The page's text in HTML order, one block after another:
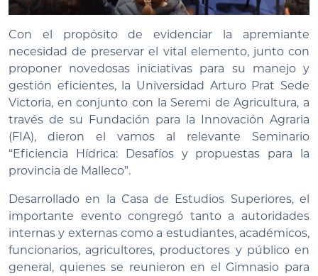
Con el propósito de evidenciar la apremiante
necesidad de preservar el vital elemento, junto con
proponer novedosas iniciativas para su manejo y
gestión eficientes, la Universidad Arturo Prat Sede
Victoria, en conjunto con la Seremi de Agricultura, a
través de su Fundación para la Innovación Agraria
(FIA), dieron el vamos al relevante Seminario
“Eficiencia Hídrica: Desafíos y propuestas para la
provincia de Malleco”.
Desarrollado en la Casa de Estudios Superiores, el
importante evento congregó tanto a autoridades
internas y externas como a estudiantes, académicos,
funcionarios, agricultores, productores y público en
general, quienes se reunieron en el Gimnasio para